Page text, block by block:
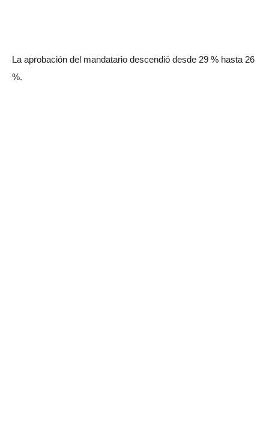
La aprobación del mandatario descendió desde 29 % hasta 26
%.